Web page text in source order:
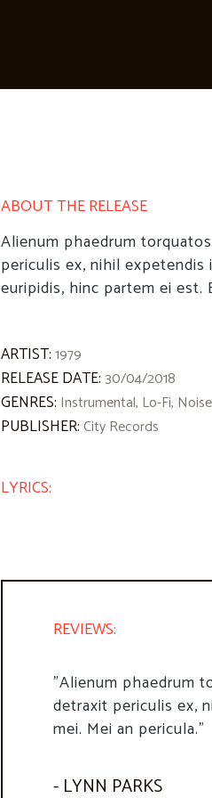
ABOUT THE RELEASE
Alienum phaedrum
periculis ex, nihil expetendis
euripidis, hinc partem ei est.
ARTIST:1979
RELEASE DATE:30/04/2018
GENRES: Instrumental, Lo-Fi,
PUBLISHER:City Records
LYRICS:
REVIEWS:
"Lorem ipsum dolor
adipiscing elit, sed
incididunt ut labore."
- CYNTHIA SIMS
"Alienum phaedrum
detraxit periculis ex,
mei. Mei an pericula."
- LYNN PARKS